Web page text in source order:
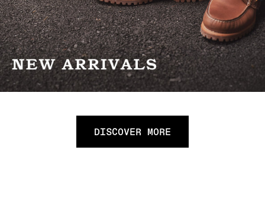
DISCOVER MORE